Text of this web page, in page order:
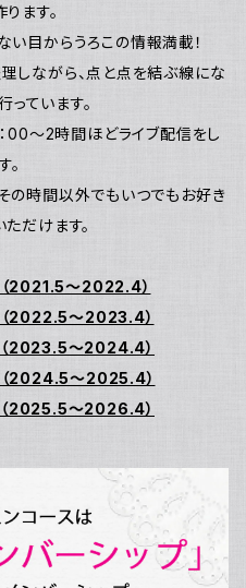
ます。
い目からうろこの情報満載！
しながら、点と点を結ぶ線にな
っています。
00～2時間ほどライブ配信をし
。
の時間以外でもいつでもお好き
だけます。
2021.5～2022.4）
2022.5～2023.4）
2023.5～2024.4）
2024.5～2025.4）
2025.5～2026.4）